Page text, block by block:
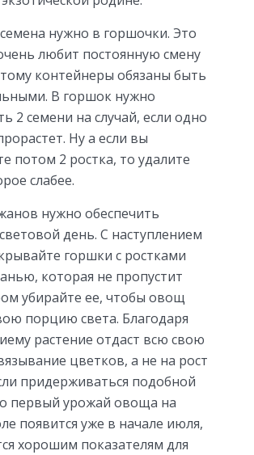
нужно в горшочки. Это
любит постоянную смену
контейнеры обязаны быть
В горшок нужно
2 семени на случай, если одно
Ну а если вы
потом 2 ростка, то удалите
слабее.
нужно обеспечить
день. С наступлением
горшки с ростками
которая не пропустит
убирайте ее, чтобы овощ
порцию света. Благодаря
растение отдаст всю свою
цветков, а не на рост
придерживаться подобной
первый урожай овоща на
появится уже в начале июля,
хорошим показателям для